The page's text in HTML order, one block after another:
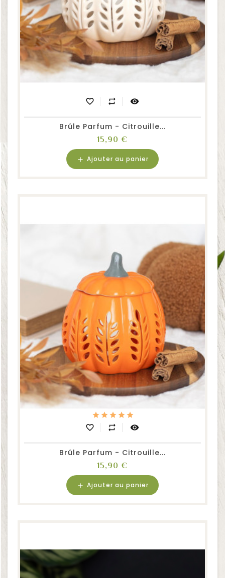
favorite_border repeat visibility
Brûle Parfum - Citrouille...
Prix
15,90 €
add Ajouter au panier
favorite_border repeat visibility
Brûle Parfum - Citrouille...
Prix
15,90 €
add Ajouter au panier